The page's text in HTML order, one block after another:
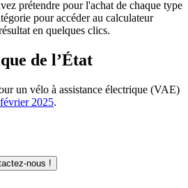
prétendre pour l'achat de chaque type
pour accéder au calculateur
en quelques clics.
de l’État
un vélo à assistance électrique (VAE)
2025.
nous !